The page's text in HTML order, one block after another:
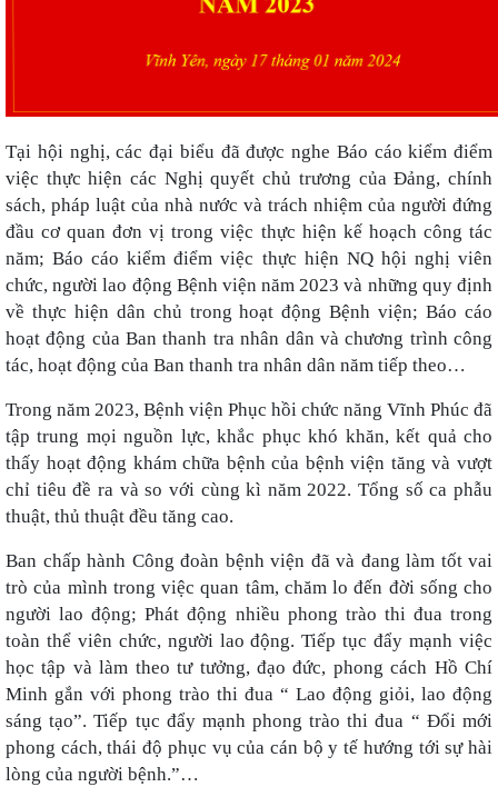
Tại hội nghị, các đại biểu đã được nghe Báo cáo kiểm điểm
việc thực hiện các Nghị quyết chủ trương của Đảng, chính
sách, pháp luật của nhà nước và trách nhiệm của người đứng
đầu cơ quan đơn vị trong việc thực hiện kế hoạch công tác
năm; Báo cáo kiểm điểm việc thực hiện NQ hội nghị viên
chức, người lao động Bệnh viện năm 2023 và những quy định
về thực hiện dân chủ trong hoạt động Bệnh viện; Báo cáo
hoạt động của Ban thanh tra nhân dân và chương trình công
tác, hoạt động của Ban thanh tra nhân dân năm tiếp theo…
Trong năm 2023, Bệnh viện Phục hồi chức năng Vĩnh Phúc đã
tập trung mọi nguồn lực, khắc phục khó khăn, kết quả cho
thấy hoạt động khám chữa bệnh của bệnh viện tăng và vượt
chỉ tiêu đề ra và so với cùng kì năm 2022. Tổng số ca phẫu
thuật, thủ thuật đều tăng cao.
Ban chấp hành Công đoàn bệnh viện đã và đang làm tốt vai
trò của mình trong việc quan tâm, chăm lo đến đời sống cho
người lao động; Phát động nhiều phong trào thi đua trong
toàn thể viên chức, người lao động. Tiếp tục đẩy mạnh việc
học tập và làm theo tư tưởng, đạo đức, phong cách Hồ Chí
Minh gắn với phong trào thi đua “ Lao động giỏi, lao động
sáng tạo”. Tiếp tục đẩy mạnh phong trào thi đua “ Đổi mới
phong cách, thái độ phục vụ của cán bộ y tế hướng tới sự hài
lòng của người bệnh.”…